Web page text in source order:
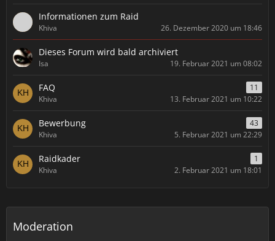
Informationen zum Raid
Khiva 26. Dezember 2020 um 18:46
Dieses Forum wird bald archiviert
Isa 19. Februar 2021 um 08:02
FAQ
11
Khiva
13. Februar 2021 um 10:22
Bewerbung
43
Khiva
5. Februar 2021 um 22:29
Raidkader
1
Khiva
2. Februar 2021 um 18:01
Moderation